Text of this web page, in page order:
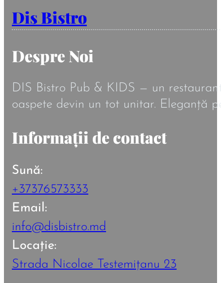
Dis Bistro
Despre Noi
DIS Bistro Pub & KIDS — un
oaspete devin un tot unitar. Eleganță
Informații de contact
Sună:
+37376573333
Email:
info@disbistro.md
Locație:
Strada Nicolae Testemițanu 23